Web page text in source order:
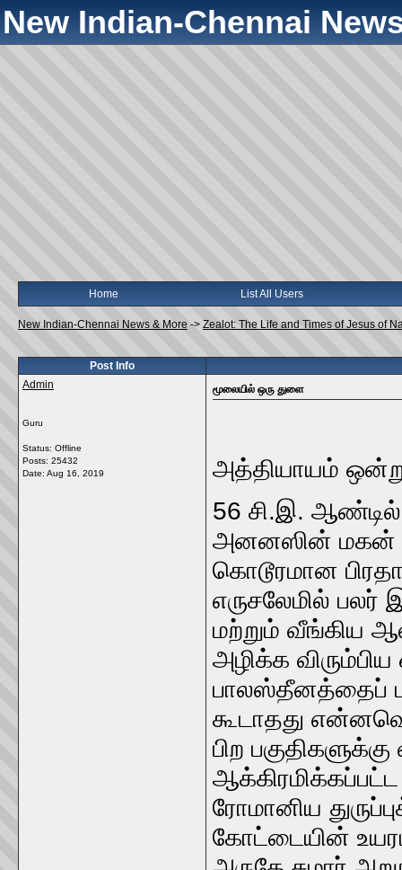
New Indian-Chennai
Home List All Users
New Indian-Chennai News & More -> Zealot: The Life and Times of Jesus of
Post Info
Admin
Guru
Status: Offline
Posts: 25432
Date: Aug 16, 2019
மூலையில் ஒரு துளை
அத்தியாயம்
56 சி.இ. ஆண்டில்
அனனஸின் மகன்
கொடூரமான
எருசலேமில்
மற்றும் வீங்கிய
அழிக்க
பாலஸ்தீனத்தைப்
கூடாதது
பிற
ஆக்கிரமிக்கப்பட்ட
ரோமானிய
கோட்டையின்